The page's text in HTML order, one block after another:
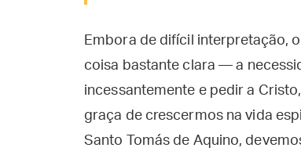
Embora de difícil interpretação,
coisa bastante clara — a
incessantemente e pedir a
graça de crescermos na vida
Santo Tomás de Aquino,